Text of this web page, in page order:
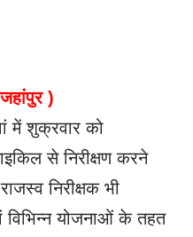
!
चेतावनी
में मौत
सिंह और ब्लॉक प्रमुख संजय कुमार
)
में शुक्रवार को
से निरीक्षण करने
निरीक्षक भी
विभिन्न योजनाओं के तहत